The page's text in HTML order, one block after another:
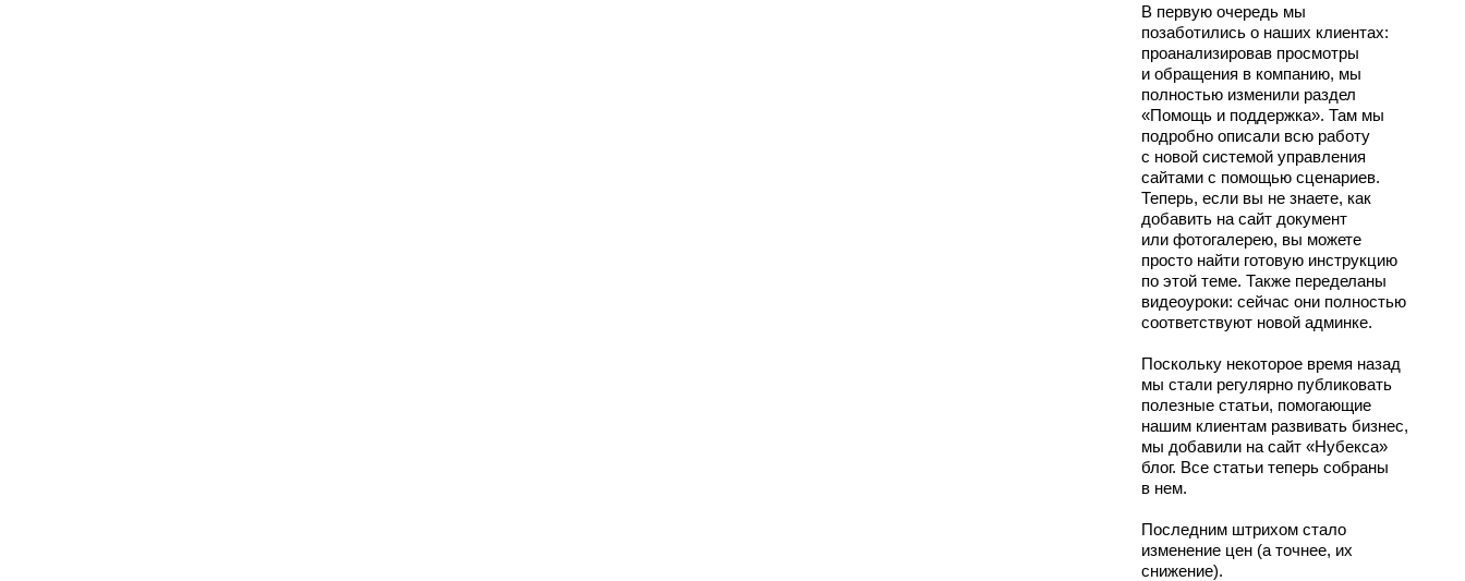
В первую очередь мы
позаботились о наших клиентах:
проанализировав просмотры
и обращения в компанию, мы
полностью изменили раздел
«Помощь и поддержка». Там мы
подробно описали всю работу
с новой системой управления
сайтами с помощью сценариев.
Теперь, если вы не знаете, как
добавить на сайт документ
или фотогалерею, вы можете
просто найти готовую инструкцию
по этой теме. Также переделаны
видеоуроки: сейчас они полностью
соответствуют новой админке.
Поскольку некоторое время назад
мы стали регулярно публиковать
полезные статьи, помогающие
нашим клиентам развивать бизнес,
мы добавили на сайт «Нубекса»
блог. Все статьи теперь собраны
в нем.
Последним штрихом стало
изменение цен (а точнее, их
снижение).